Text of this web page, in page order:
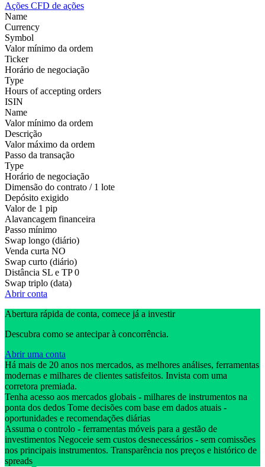
Ações CFD de ações
Name
Currency
Symbol
Valor mínimo da ordem
Ticker
Horário de negociação
Type
Hours of accepting orders
ISIN
Name
Valor mínimo da ordem
Descrição
Valor máximo da ordem
Passo da transação
Type
Horário de negociação
Dimensão do contrato / 1 lote
Depósito exigido
Valor de 1 pip
Alavancagem financeira
Passo mínimo
Swap longo (diário)
Venda curta NO
Swap curto (diário)
Distância SL e TP 0
Swap triplo (data)
Abrir conta
Abertura rápida de conta, comece já a investir
Descubra como se antecipar à concorrência.
Abrir uma conta
Há mais de 20 anos nos mercados, as melhores análises, ferramentas
modernas e milhares de clientes satisfeitos. Invista com uma
corretora premiada.
Tenha acesso aos mercados globais - milhares de instrumentos na
ponta dos dedos Tome decisões com base em dados atuais -
oportunidades e recomendações diárias
Assuma o controlo - ferramentas móveis para a gestão de
investimentos Negoceie sem custos desnecessários - sem comissões
nos principais instrumentos. Transparência nos preços e histórico de
spreads